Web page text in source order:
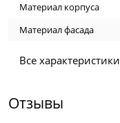
Материал корпуса
Материал фасада
Все характеристики
Отзывы